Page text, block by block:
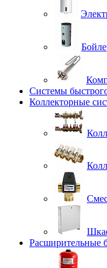
Системы
Коллекторные
Расширительные